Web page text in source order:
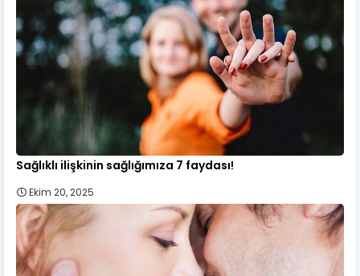
Sağlıklı ilişkinin sağlığımıza 7 faydası!
Ekim 20, 2025